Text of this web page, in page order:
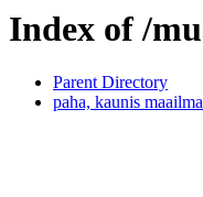
Index of /
Parent Directory
paha, kaunis